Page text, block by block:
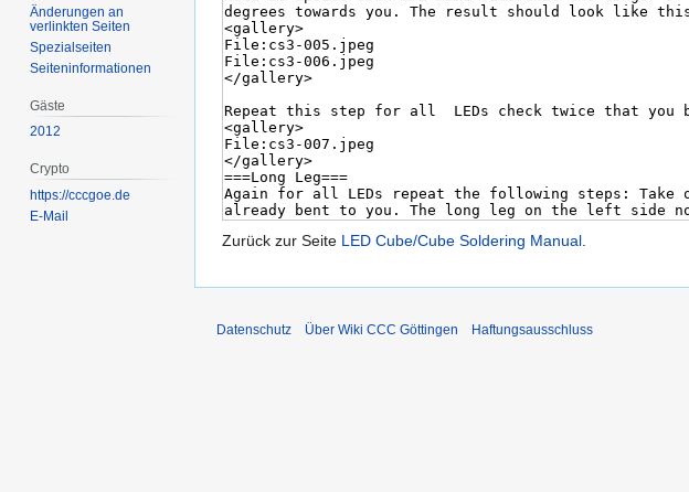
Zurück zur Seite LED Cube/Cube Soldering Manual.
Änderungen an
verlinkten Seiten
Spezialseiten
Seiten­­informationen
Gäste
2012
Crypto
https://cccgoe.de
E-Mail
Datenschutz Über Wiki CCC Göttingen Haftungsausschluss